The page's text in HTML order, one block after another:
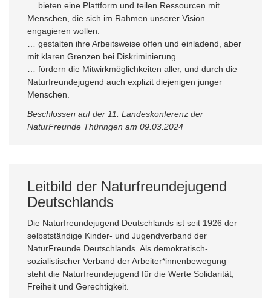
… bieten eine Plattform und teilen Ressourcen mit
Menschen, die sich im Rahmen unserer Vision
engagieren wollen.
… gestalten ihre Arbeitsweise offen und einladend, aber
mit klaren Grenzen bei Diskriminierung.
… fördern die Mitwirkmöglichkeiten aller, und durch die
Naturfreundejugend auch explizit diejenigen junger
Menschen.
Beschlossen auf der 11. Landeskonferenz der
NaturFreunde Thüringen am 09.03.2024
Leitbild der Naturfreundejugend
Deutschlands
Die Naturfreundejugend Deutschlands ist seit 1926 der
selbstständige Kinder- und Jugendverband der
NaturFreunde Deutschlands. Als demokratisch-
sozialistischer Verband der Arbeiter*innenbewegung
steht die Naturfreundejugend für die Werte Solidarität,
Freiheit und Gerechtigkeit.